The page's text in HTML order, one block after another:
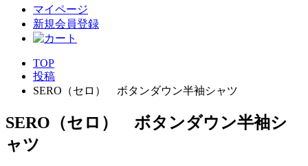
マイページ
新規会員登録
TOP
投稿
SERO（セロ） ボタンダウン半袖シャツ
SERO（セロ） ボタンダウン半袖シ
ャツ